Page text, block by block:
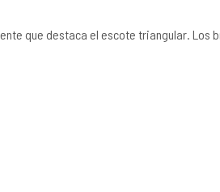
que destaca el escote triangular. Los